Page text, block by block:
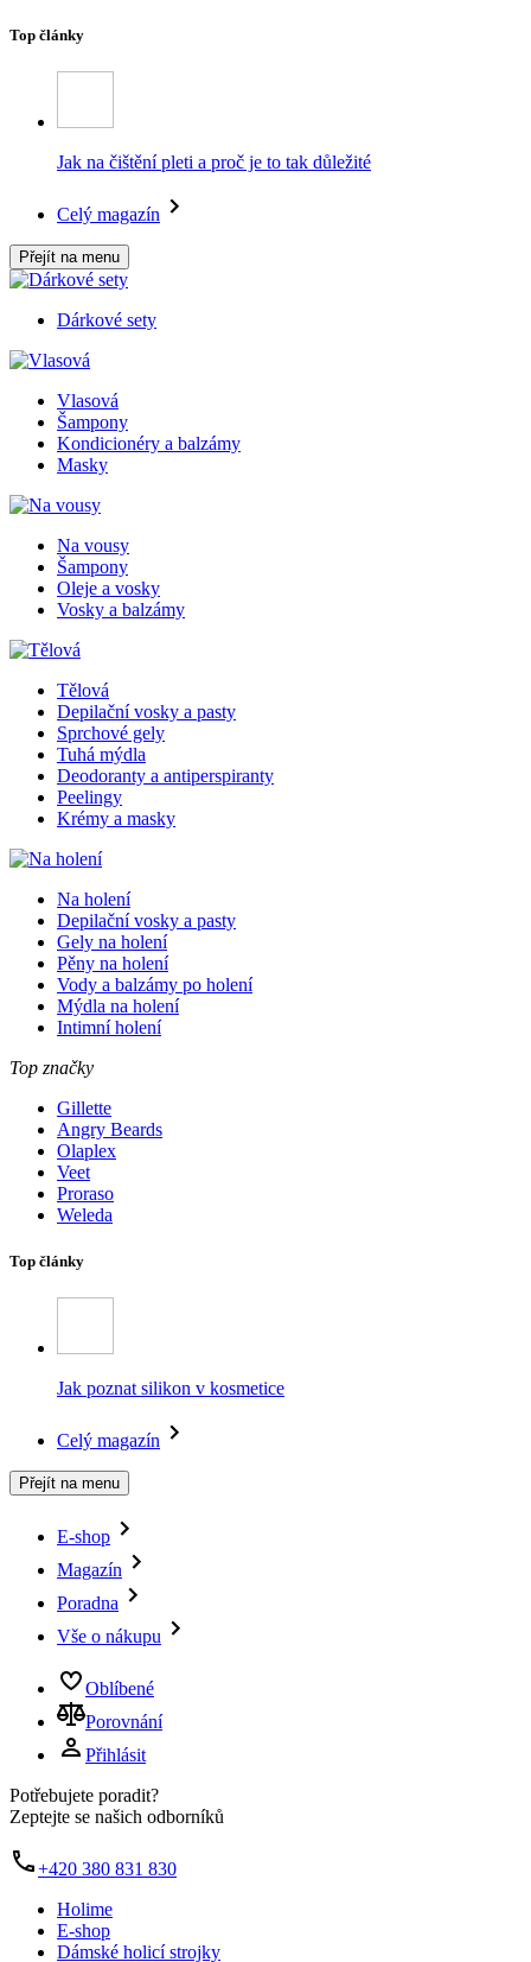
Top články
Jak na čištění pleti a proč je to tak důležité
Celý magazín
Přejít na menu
Dárkové sety
Vlasová
Šampony
Kondicionéry a balzámy
Masky
Na vousy
Šampony
Oleje a vosky
Vosky a balzámy
Tělová
Depilační vosky a pasty
Sprchové gely
Tuhá mýdla
Deodoranty a antiperspiranty
Peelingy
Krémy a masky
Na holení
Depilační vosky a pasty
Gely na holení
Pěny na holení
Vody a balzámy po holení
Mýdla na holení
Intimní holení
Top značky
Gillette
Angry Beards
Olaplex
Veet
Proraso
Weleda
Top články
Jak poznat silikon v kosmetice
Celý magazín
Přejít na menu
E-shop
Magazín
Poradna
Vše o nákupu
Oblíbené
Porovnání
Přihlásit
Potřebujete poradit?
Zeptejte se našich odborníků
+420 380 831 830
Holime
E-shop
Dámské holicí strojky